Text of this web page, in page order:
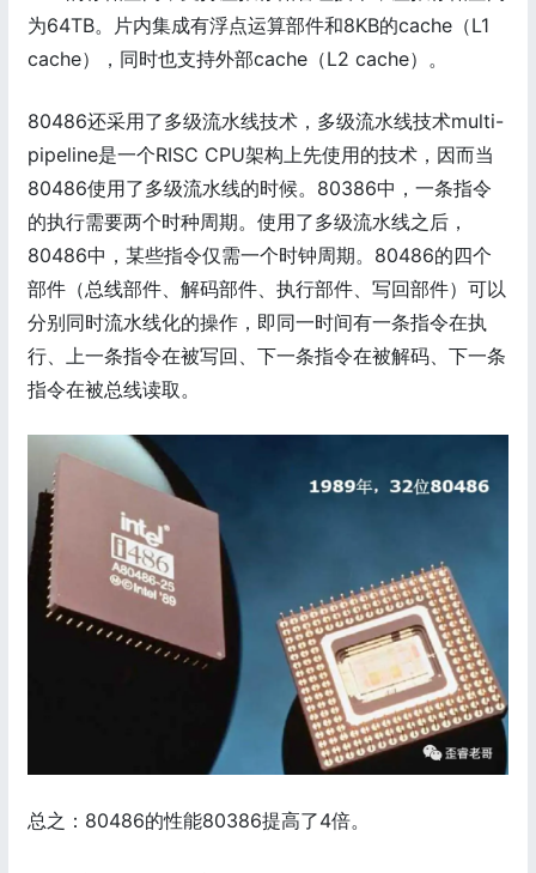
为64TB。片内集成有浮点运算部件和8KB的cache（L1
cache），同时也支持外部cache（L2 cache）。
80486还采用了多级流水线技术，多级流水线技术multi-
pipeline是一个RISC CPU架构上先使用的技术，因而当
80486使用了多级流水线的时候。80386中，一条指令
的执行需要两个时种周期。使用了多级流水线之后，
80486中，某些指令仅需一个时钟周期。80486的四个
部件（总线部件、解码部件、执行部件、写回部件）可以
分别同时流水线化的操作，即同一时间有一条指令在执
行、上一条指令在被写回、下一条指令在被解码、下一条
指令在被总线读取。
总之：80486的性能80386提高了4倍。